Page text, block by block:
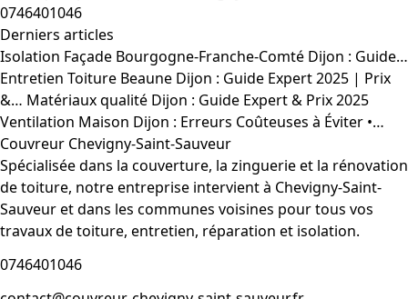
0746401046
Derniers articles
Isolation Façade Bourgogne-Franche-Comté Dijon : Guide…
Entretien Toiture Beaune Dijon : Guide Expert 2025 | Prix
&… Matériaux qualité Dijon : Guide Expert & Prix 2025
Ventilation Maison Dijon : Erreurs Coûteuses à Éviter •…
Couvreur Chevigny-Saint-Sauveur
Spécialisée dans la couverture, la zinguerie et la rénovation
de toiture, notre entreprise intervient à Chevigny-Saint-
Sauveur et dans les communes voisines pour tous vos
travaux de toiture, entretien, réparation et isolation.
0746401046